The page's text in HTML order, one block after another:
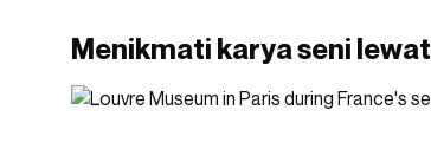
Menikmati karya seni lewat